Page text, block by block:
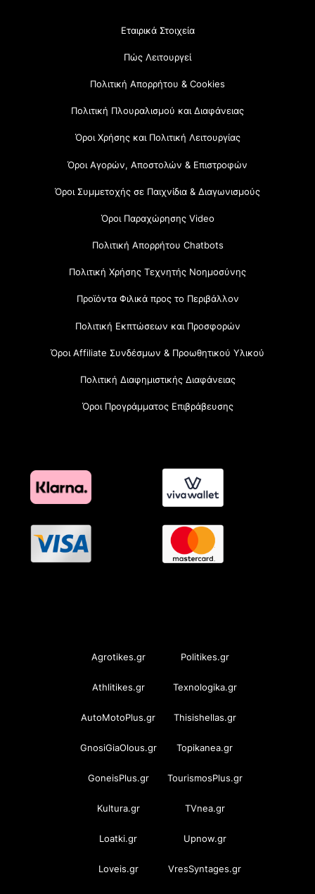
Εταιρικά Στοιχεία
Πώς Λειτουργεί
Πολιτική Απορρήτου & Cookies
Πολιτική Πλουραλισμού και Διαφάνειας
Όροι Χρήσης και Πολιτική Λειτουργίας
Όροι Αγορών, Αποστολών & Επιστροφών
Όροι Συμμετοχής σε Παιχνίδια & Διαγωνισμούς
Όροι Παραχώρησης Video
Πολιτική Απορρήτου Chatbots
Πολιτική Χρήσης Τεχνητής Νοημοσύνης
Προϊόντα Φιλικά προς το Περιβάλλον
Πολιτική Εκπτώσεων και Προσφορών
Όροι Affiliate Συνδέσμων & Προωθητικού Υλικού
Πολιτική Διαφημιστικής Διαφάνειας
Όροι Προγράμματος Επιβράβευσης
Agrotikes.gr Politikes.gr
Athlitikes.gr Texnologika.gr
AutoMotoPlus.gr Thisishellas.gr
GnosiGiaOlous.gr Topikanea.gr
GoneisPlus.gr TourismosPlus.gr
Kultura.gr TVnea.gr
Loatki.gr Upnow.gr
Loveis.gr VresSyntages.gr